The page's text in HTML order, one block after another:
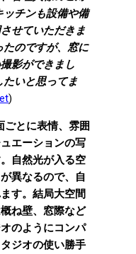
ッチンも設備や備
せていただきま
たのですが、窓に
影ができまし
いと思ってま
)
ごとに表情、雰囲
エーションの写
自然光が入る空
異なるので、自
す。結局大空間
ね壁、窓際など
のようにコンパ
ジオの使い勝手